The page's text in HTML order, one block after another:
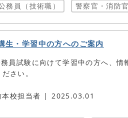
務員（技術職）
警察官・消防官
生・学習中の方へのご案内
員試験に向けて学習中の方へ、情
さい。
校担当者 2025.03.01